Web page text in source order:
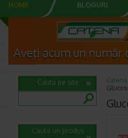
HOME BLOGURI
Catena
Cauta pe site
Cauta un produs